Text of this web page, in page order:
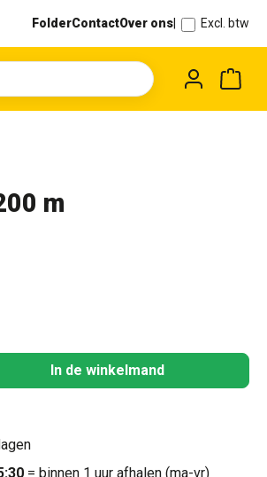
FolderContactOver ons Excl. btw
m
Voer de gewenste
In de winkelmand
= binnen 1 uur afhalen (ma-vr)